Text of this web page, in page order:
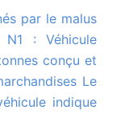
: Véhicule
conçu et
Le
indique